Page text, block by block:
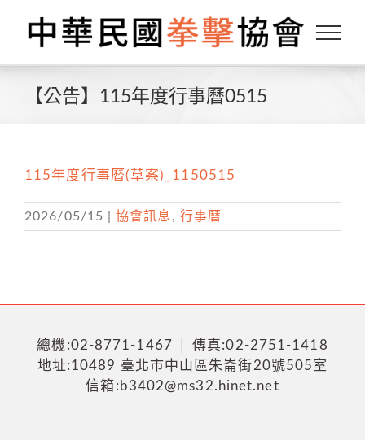
content
【公告】115年度行事曆0515
115年度行事曆(草案)_1150515
2026/05/15 協會訊息 , 行事曆
總機:02-8771-1467 │ 傳真:02-2751-1418
地址:10489 臺北市中山區朱崙街20號505室
信箱:b3402@ms32.hinet.net